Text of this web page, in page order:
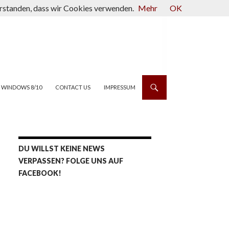
WINDOWS 8/10 CONTACT US IMPRESSUM
DU WILLST KEINE NEWS
VERPASSEN? FOLGE UNS AUF
FACEBOOK!
dass wir Cookies verwenden. Mehr OK